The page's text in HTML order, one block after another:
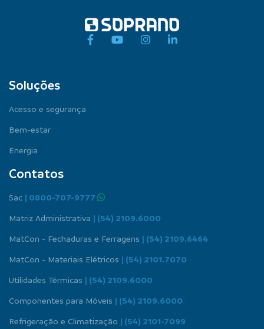
Soluções
Acesso e segurança
Bem-estar
Energia
Contatos
Sac | 0800-707-9777
Matriz Administrativa | (54) 2109.6000
MatCon - Fechaduras e Ferragens | (54) 2109.6464
MatCon - Materiais Elétricos | (54) 2101.7070
Utilidades Térmicas | (54) 2109.6000
Componentes para Móveis | (54) 2109.6000
Refrigeração e Climatização | (54) 2101-7099